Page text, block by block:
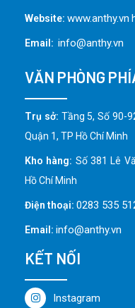
Website: www.anthy.vn
Email: info@anthy.vn
VĂN PHÒNG
Trụ sở: Tầng 5, Số 90-
Quận 1, TP Hồ Chí Minh
Kho hàng: Số 381 Lê
Hồ Chí Minh
Điện thoại: 0283 535
Email: info@anthy.vn
KẾT NỐI
Instagram